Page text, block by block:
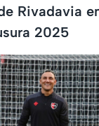
Rivadavia
2025